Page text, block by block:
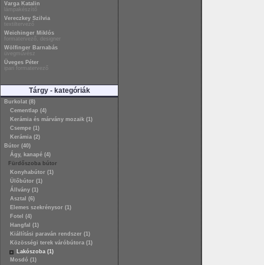
Varga Katalin
lámpakészítő
Vereczkey Szilvia
textiltervező
Weichinger Miklós
formatervező, designer
Wölfinger Barnabás
üvegművész
Üveges Péter
ipari formatervező
Tárgy - kategóriák
Burkolat (8)
Cementlap (4)
Kerámia és márvány mozaik (1)
Csempe (1)
Kerámia (2)
Bútor (40)
Ágy, kanapé (4)
Fürdőszoba bútor
Konyhabútor (1)
Ülőbútor (1)
Állvány (1)
Asztal (6)
Elemes szekrénysor (1)
Fotel (4)
Hangfal (1)
Kiállítási paraván rendszer (1)
Közösségi terek váróbútora (1)
Lakószoba (1)
Mosdó (1)